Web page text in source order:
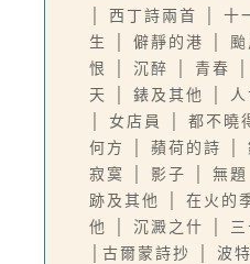
│ 西丁詩兩首 │
生 │ 僻靜的港 │
恨 │ 沉醉 │ 青春
天 │ 錶及其他 │
│ 女店員 │ 都不
何方 │ 蘋荷的詩 │
寂寞 │ 影子 │ 無
跡及其他 │ 在火的
他 │ 沉澱之什 │ 三
│古爾蒙詩抄 │ 波